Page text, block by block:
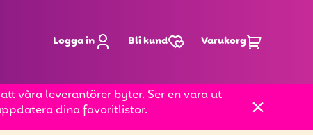
Logga in Bli kund Varukorg
våra leverantörer byter. Ser en vara ut
dina favoritlistor.